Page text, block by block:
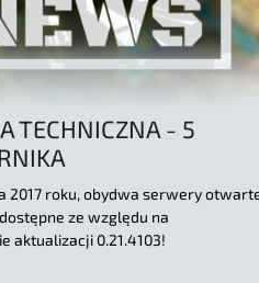
TECHNICZNA - 5
2017 roku, obydwa serwery
ze względu na
aktualizacji 0.21.4103!